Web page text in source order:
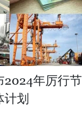
2024年厉行节
划